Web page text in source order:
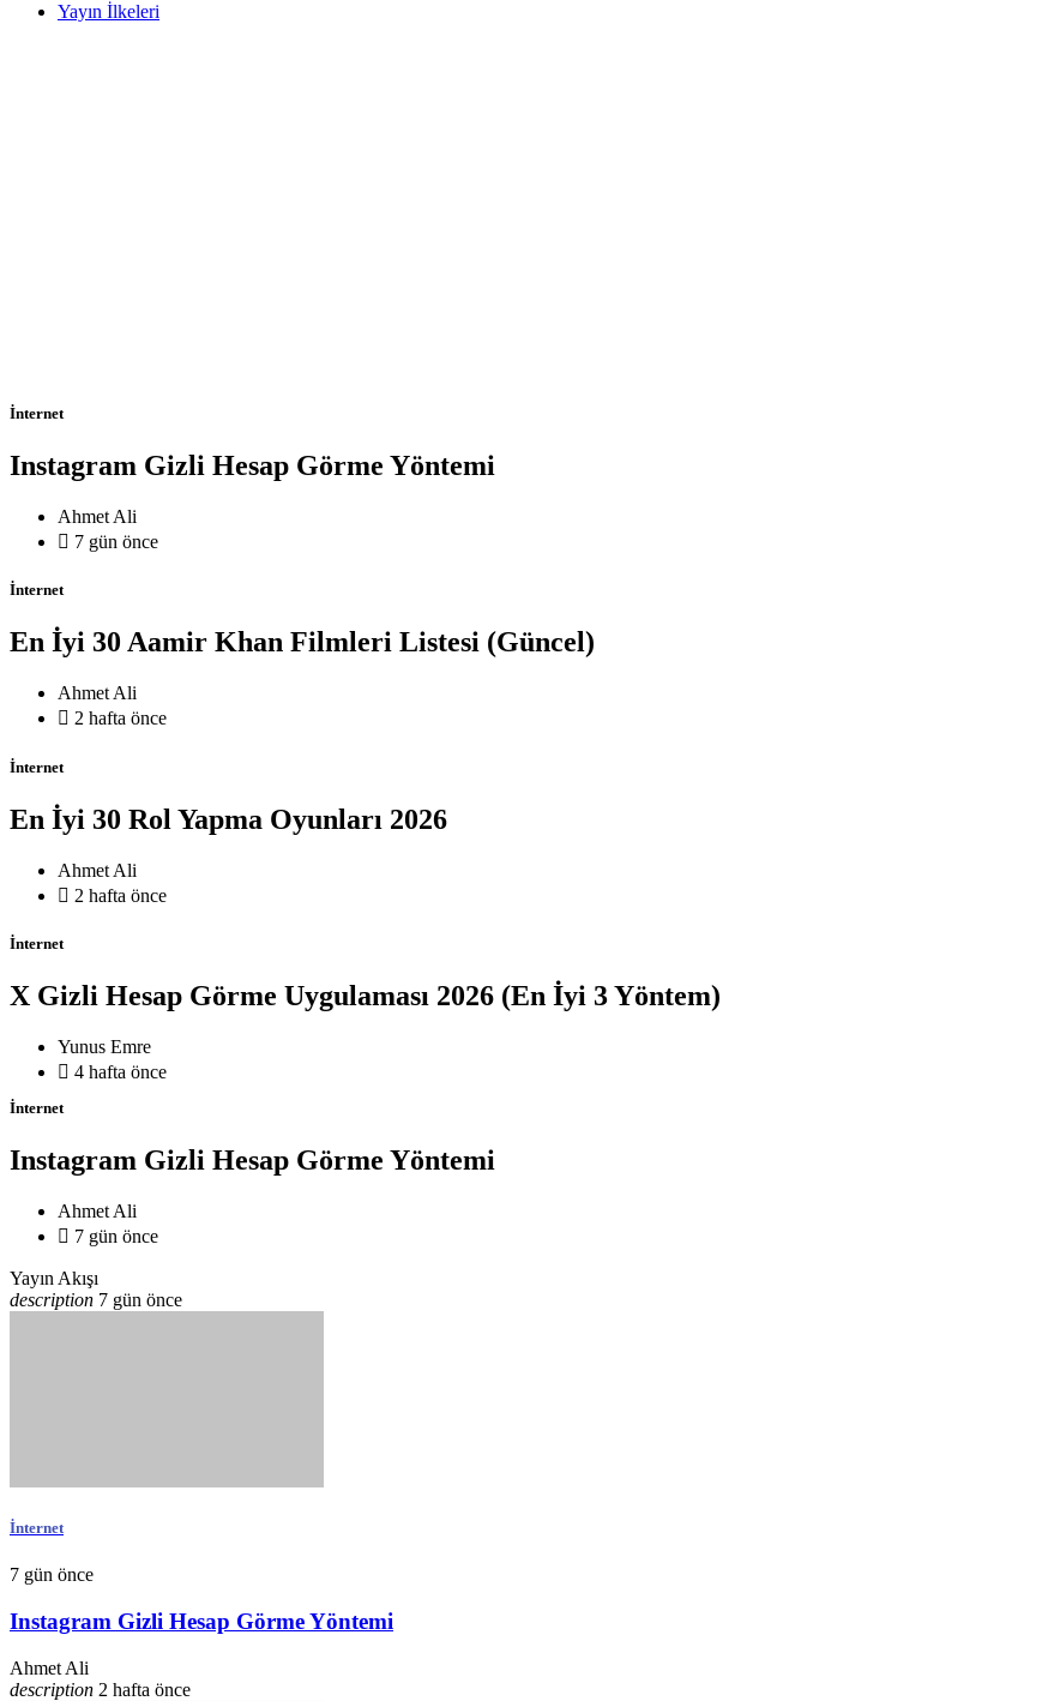
Yayın İlkeleri
İnternet
Instagram Gizli Hesap Görme Yöntemi
Ahmet Ali
 7 gün önce
İnternet
En İyi 30 Aamir Khan Filmleri Listesi (Güncel)
Ahmet Ali
 2 hafta önce
İnternet
En İyi 30 Rol Yapma Oyunları 2026
Ahmet Ali
 2 hafta önce
İnternet
X Gizli Hesap Görme Uygulaması 2026 (En İyi 3 Yöntem)
Yunus Emre
 4 hafta önce
İnternet
Instagram Gizli Hesap Görme Yöntemi
Ahmet Ali
 7 gün önce
Yayın Akışı
description 7 gün önce
İnternet
7 gün önce
Instagram Gizli Hesap Görme Yöntemi
Ahmet Ali
description 2 hafta önce